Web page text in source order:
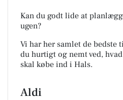
Kan du godt lide at
ugen?
Vi har her samlet de bedste
du hurtigt og nemt ved,
skal købe ind i Hals.
Aldi